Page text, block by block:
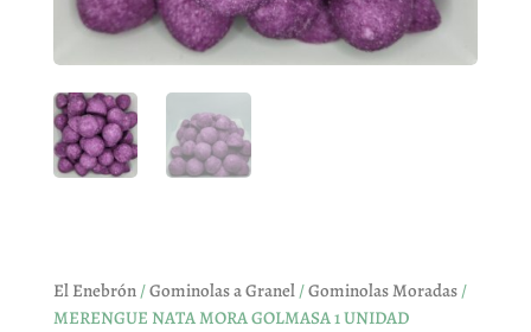
El Enebrón/Gominolas a Granel/Gominolas Moradas/
MERENGUE NATA MORA GOLMASA 1 UNIDAD